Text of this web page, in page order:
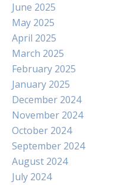
June 2025
May 2025
April 2025
March 2025
February 2025
January 2025
December 2024
November 2024
October 2024
September 2024
August 2024
July 2024